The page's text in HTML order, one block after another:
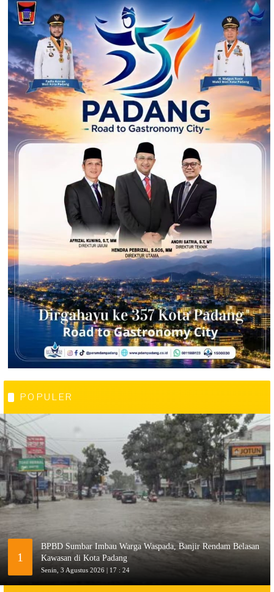
POPULER
1
BPBD Sumbar Imbau Warga Waspada, Banjir Rendam Belasan
Kawasan di Kota Padang
Senin, 3 Agustus 2026 | 17 : 24